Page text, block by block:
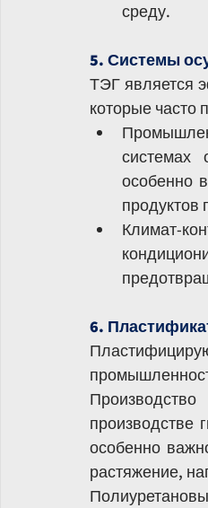
среду.
5. Системы
ТЭГ является
которые часто
системах
особенно
продуктов
Климат-
6.
производстве
особенно
растяжение,